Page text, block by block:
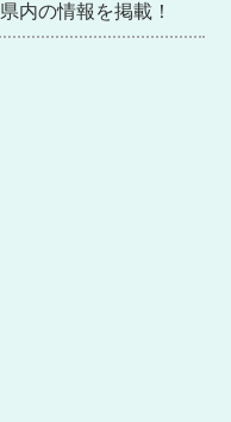
内の情報を掲載！